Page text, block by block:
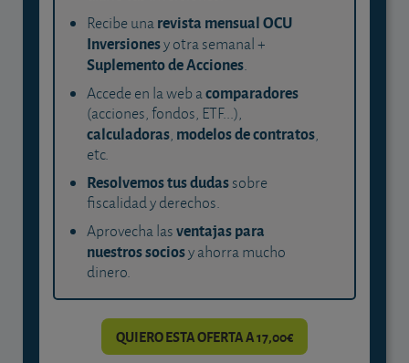
Recibe unarevista mensual OCU
Inversionesy otra semanal +
Suplemento de Acciones.
Accede en la web acomparadores
(acciones, fondos, ETF...),
calculadoras, modelos de contratos,
etc.
Resolvemos tus dudassobre
fiscalidad y derechos.
Aprovecha lasventajas para
nuestros sociosy ahorra mucho
dinero.
QUIERO ESTA OFERTA A 17,00€